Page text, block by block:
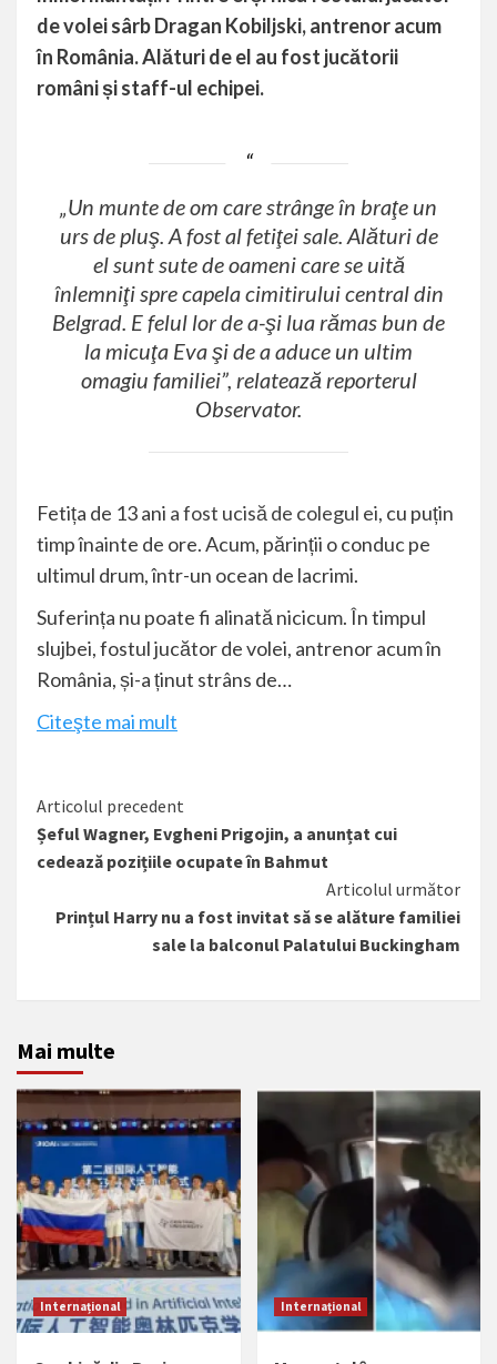
de volei sârb Dragan Kobiljski, antrenor acum
în România. Alături de el au fost jucătorii
români și staff-ul echipei.
„Un munte de om care strânge în braţe un
urs de pluş. A fost al fetiţei sale. Alături de
el sunt sute de oameni care se uită
înlemniţi spre capela cimitirului central din
Belgrad. E felul lor de a-şi lua rămas bun de
la micuţa Eva şi de a aduce un ultim
omagiu familiei”, relatează reporterul
Observator.
Fetița de 13 ani a fost ucisă de colegul ei, cu puțin
timp înainte de ore. Acum, părinții o conduc pe
ultimul drum, într-un ocean de lacrimi.
Suferința nu poate fi alinată nicicum. În timpul
slujbei, fostul jucător de volei, antrenor acum în
România, și-a ținut strâns de…
Citeşte mai mult
Citește
mai
mult
Articolul precedent
Șeful Wagner, Evgheni Prigojin, a anunțat cui
cedează pozițiile ocupate în Bahmut
Articolul următor
Prințul Harry nu a fost invitat să se alăture familiei
sale la balconul Palatului Buckingham
Mai multe
Internațional Internațional